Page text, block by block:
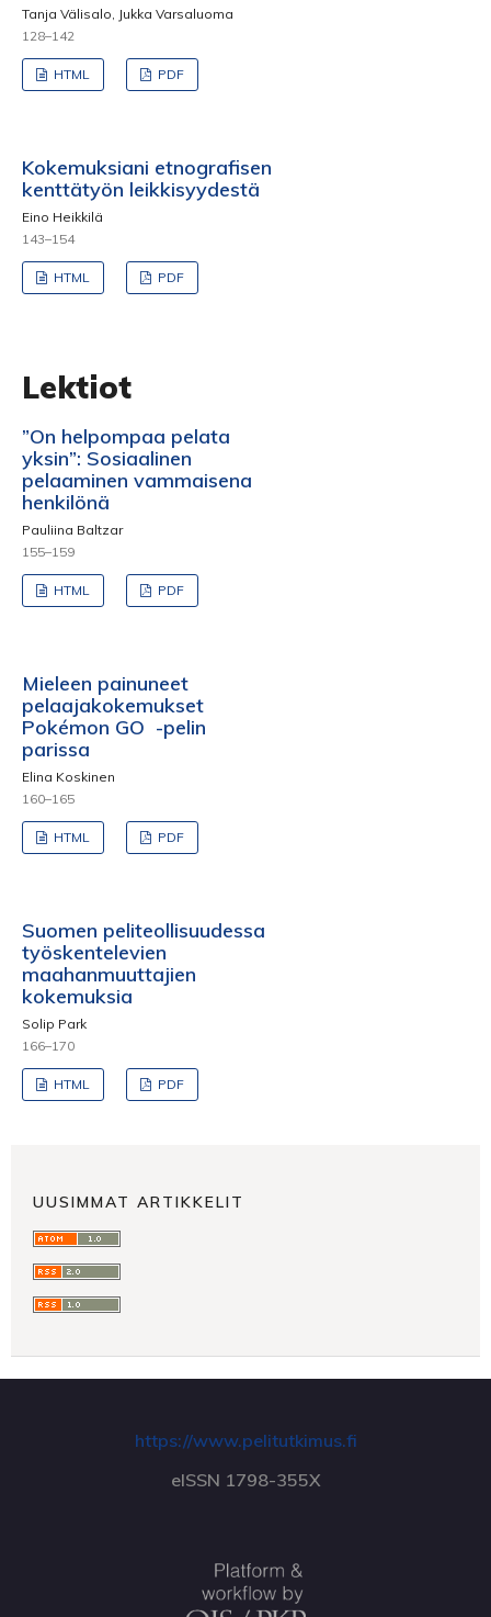
Tanja Välisalo, Jukka Varsaluoma
128–142
HTML PDF
Kokemuksiani etnografisen
kenttätyön leikkisyydestä
Eino Heikkilä
143–154
HTML PDF
Lektiot
”On helpompaa pelata
yksin”: Sosiaalinen
pelaaminen vammaisena
henkilönä
Pauliina Baltzar
155–159
HTML PDF
Mieleen painuneet
pelaajakokemukset
Pokémon GO -pelin
parissa
Elina Koskinen
160–165
HTML PDF
Suomen peliteollisuudessa
työskentelevien
maahanmuuttajien
kokemuksia
Solip Park
166–170
HTML PDF
UUSIMMAT ARTIKKELIT
https://www.pelitutkimus.fi
eISSN 1798-355X